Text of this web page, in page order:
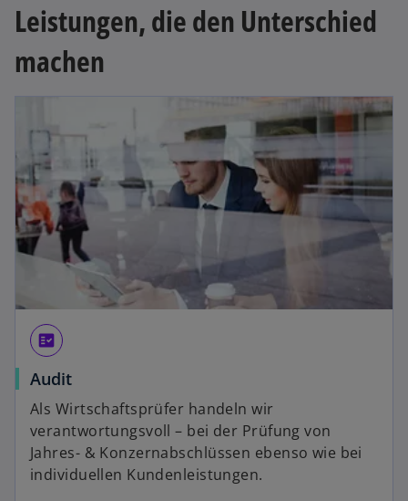
Leistungen, die den Unterschied
machen
fact_check
Audit
Als Wirtschaftsprüfer handeln wir
verantwortungsvoll – bei der Prüfung von
Jahres- & Konzernabschlüssen ebenso wie bei
individuellen Kundenleistungen.